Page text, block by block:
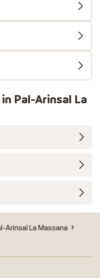
Pal-Arinsal La
Arinsal La Massana